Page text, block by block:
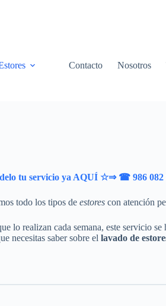
Contacto Nosotros
tu servicio ya AQUÍ ☆⇒ ☎ 986 082
todo los tipos de estores con atención
lo realizan cada semana, este servicio
necesitas saber sobre el lavado de